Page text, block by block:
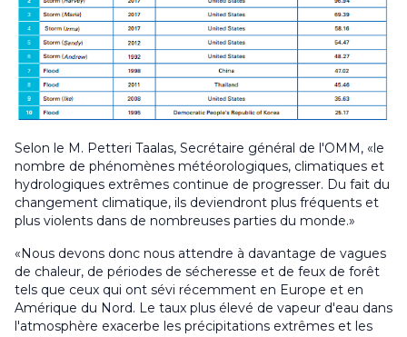
Selon le M. Petteri Taalas, Secrétaire général de l'OMM, «le
nombre de phénomènes météorologiques, climatiques et
hydrologiques extrêmes continue de progresser. Du fait du
changement climatique, ils deviendront plus fréquents et
plus violents dans de nombreuses parties du monde.»
«Nous devons donc nous attendre à davantage de vagues
de chaleur, de périodes de sécheresse et de feux de forêt
tels que ceux qui ont sévi récemment en Europe et en
Amérique du Nord. Le taux plus élevé de vapeur d'eau dans
l'atmosphère exacerbe les précipitations extrêmes et les